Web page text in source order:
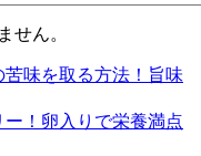
せん。
味を取る方法！旨味
！卵入りで栄養満点